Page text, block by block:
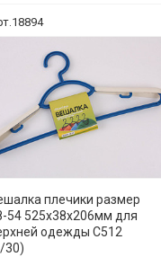
плечики размер
54 525x38x206мм для
одежды С512
30)